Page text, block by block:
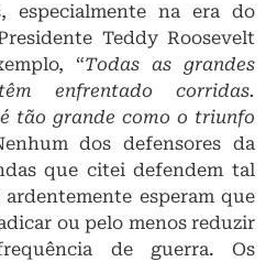
especialmente na era do
Teddy Roosevelt
“Todas as grandes
enfrentado corridas.
tão grande como o triunfo
dos defensores da
que citei defendem tal
esperam que
ou pelo menos reduzir
de guerra. Os